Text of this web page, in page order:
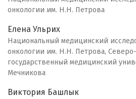
онкологии им. Н.Н. Петрова
Елена Ульрих
Национальный медицинский
онкологии им. Н.Н. Петрова,
государственный медицинский
Мечникова
Виктория Башлык